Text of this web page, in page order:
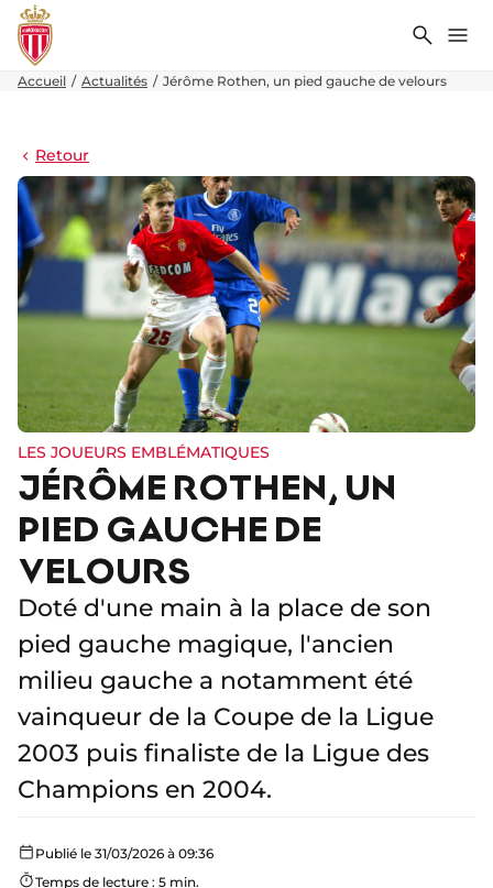
Accueil Actualités Jérôme Rothen, un pied gauche de velours
Retour
LES JOUEURS EMBLÉMATIQUES
JÉRÔME ROTHEN, UN
PIED GAUCHE DE
VELOURS
Doté d'une main à la place de son
pied gauche magique, l'ancien
milieu gauche a notamment été
vainqueur de la Coupe de la Ligue
2003 puis finaliste de la Ligue des
Champions en 2004.
Publié le 31/03/2026 à 09:36
Temps de lecture : 5 min.